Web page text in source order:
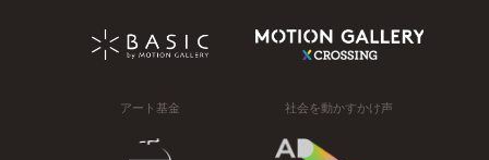
アート基金 社会を動かすかけ声